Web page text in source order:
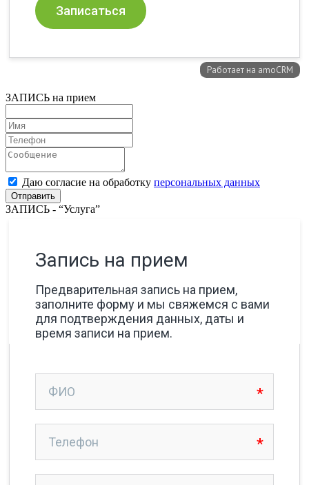
ЗАПИСЬ на прием
Даю согласие на обработку персональных данных
ЗАПИСЬ - “Услуга”